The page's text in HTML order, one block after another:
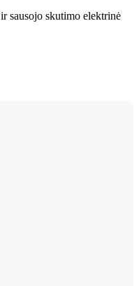
sausojo skutimo elektrinė